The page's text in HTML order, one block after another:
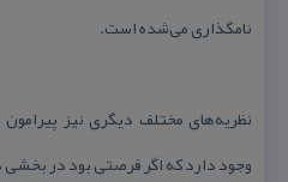
نامگذاری می‌شده‌ است.
نظریه‌های مختلف دیگری نیز
وجود دارد كه اگر فرصتی بود در بخشی